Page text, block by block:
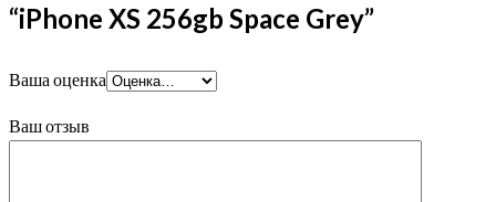
“iPhone XS 256gb Space Grey”
Ваша оценка
Ваш отзыв